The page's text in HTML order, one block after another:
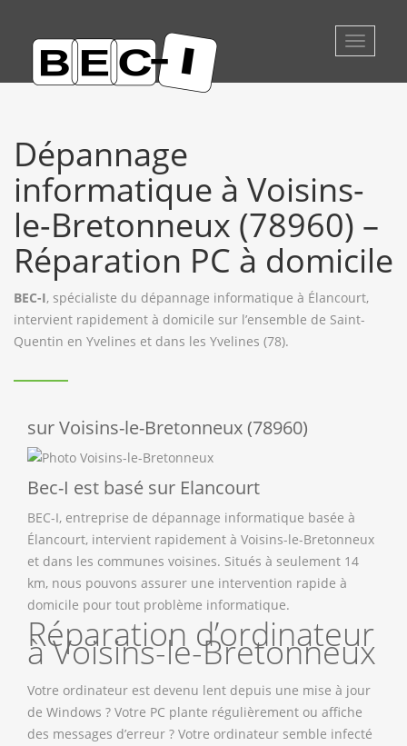
Toggle
Dépannage
informatique à Voisins-
le-Bretonneux (78960) –
Réparation PC à domicile
BEC-I, spécialiste du dépannage informatique à Élancourt,
intervient rapidement à domicile sur l’ensemble de Saint-
Quentin en Yvelines et dans les Yvelines (78).
sur Voisins-le-Bretonneux (78960)
Bec-I est basé sur Elancourt
BEC-I, entreprise de dépannage informatique basée à
Élancourt, intervient rapidement à Voisins-le-Bretonneux
et dans les communes voisines. Situés à seulement 14
km, nous pouvons assurer une intervention rapide à
domicile pour tout problème informatique.
Réparation d’ordinateur
à Voisins-le-Bretonneux
Votre ordinateur est devenu lent depuis une mise à jour
de Windows ? Votre PC plante régulièrement ou affiche
des messages d’erreur ? Votre ordinateur semble infecté